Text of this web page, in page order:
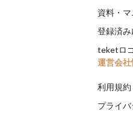
資料・
登録済
teketロ
運営会社
利用規約
プライ